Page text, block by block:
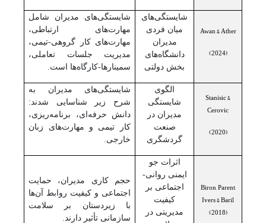
Awan & Ather
(2024)
شایستگی‌های
میان فردی
مدیران
دانشگاه‌های
بخش دولتی
شایستگی‌های مدیران شامل
مهارت‌های ارتباطی،
مهارت‌های کار گروهی-تیمی،
مدیریت جلسات تعاملی،
سمینارها-کارگاه‌ها است.
Stanisic &
Cerovic
(2020)
الگوی
شایستگی
مدیران در
صنعت
گردشگری
شایستگی‌های مدیران به
شرح زیر شناسایی شدند:
دانش حرفه‌ای، برنامه‌ریزی،
کار تیمی و مهارت‌های زبان
خارجی.
Biron, Parent,
Ivers & Baril
(2018)
اثرات جو
ایمنی روانی-
اجتماعی بر
کیفیت
مدیریتی در
حجم کاری مدیران، حمایت
اجتماعی و کیفیت روابط آن‌ها
با زیردستان بر سلامت
سازمانی تأثیر دارند.